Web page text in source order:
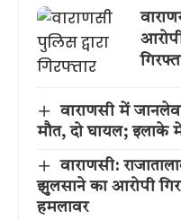
वाराणसी में
मौत, दो घायल; इलाके
वाराणसी:
झुलसाने का आरोपी
हमलावर